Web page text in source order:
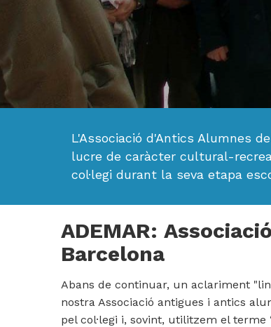
L'Associació d'Antics Alumnes
lucre de caràcter cultural-
col·legi durant la seva etapa
ADEMAR:
Barcelona
Abans de continuar, un aclariment
nostra Associació antigues i antics
pel col·legi i, sovint, utilitzem el